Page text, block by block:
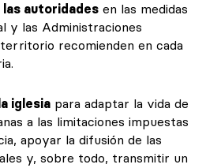
autoridades en las medidas
y las Administraciones
recomienden en cada
la iglesia para adaptar la vida de
a las limitaciones impuestas
apoyar la difusión de las
y, sobre todo, transmitir un